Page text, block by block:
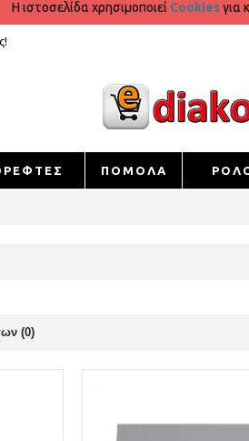
Η ιστοσελίδα χρησιμοποιεί Cookiesγια
ΠΟΜΟΛΑ
(0)